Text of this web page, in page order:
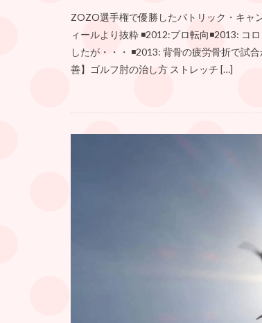
ZOZO選手権で優勝したパトリック・キャ
ィールより抜粋 ◾2012:プロ転向◾2013:
したが・・・ ◾2013: 背骨の疲労骨折で試
善】ゴルフ肘の治し方 ストレッチ […]